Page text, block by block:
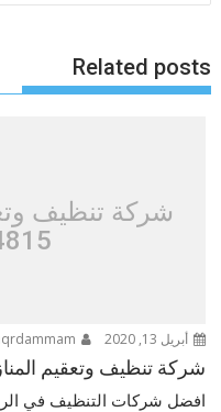
Related posts
شركة تنظيف
أبريل 13, 2020
شركة تنظيف وتعقيم المنازل